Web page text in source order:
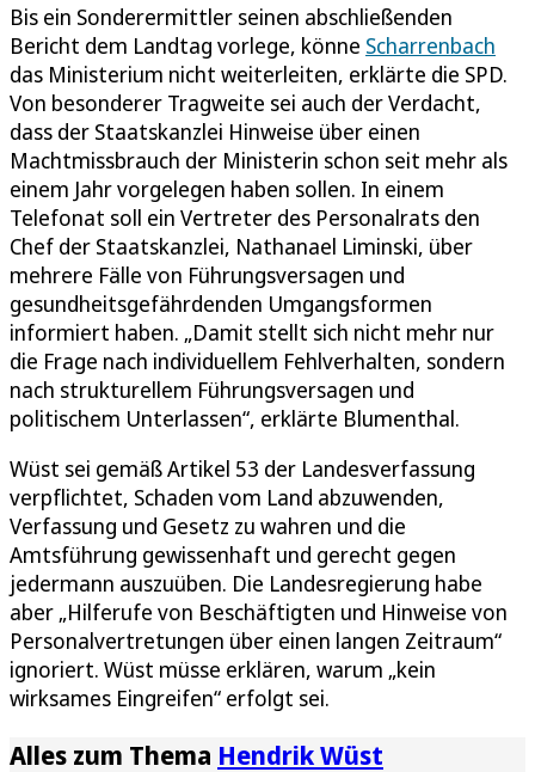
Bis ein Sonderermittler seinen abschließenden
Bericht dem Landtag vorlege, könne Scharrenbach
das Ministerium nicht weiterleiten, erklärte die SPD.
Von besonderer Tragweite sei auch der Verdacht,
dass der Staatskanzlei Hinweise über einen
Machtmissbrauch der Ministerin schon seit mehr als
einem Jahr vorgelegen haben sollen. In einem
Telefonat soll ein Vertreter des Personalrats den
Chef der Staatskanzlei, Nathanael Liminski, über
mehrere Fälle von Führungsversagen und
gesundheitsgefährdenden Umgangsformen
informiert haben. „Damit stellt sich nicht mehr nur
die Frage nach individuellem Fehlverhalten, sondern
nach strukturellem Führungsversagen und
politischem Unterlassen“, erklärte Blumenthal.
Wüst sei gemäß Artikel 53 der Landesverfassung
verpflichtet, Schaden vom Land abzuwenden,
Verfassung und Gesetz zu wahren und die
Amtsführung gewissenhaft und gerecht gegen
jedermann auszuüben. Die Landesregierung habe
aber „Hilferufe von Beschäftigten und Hinweise von
Personalvertretungen über einen langen Zeitraum“
ignoriert. Wüst müsse erklären, warum „kein
wirksames Eingreifen“ erfolgt sei.
Alles zum Thema Hendrik Wüst